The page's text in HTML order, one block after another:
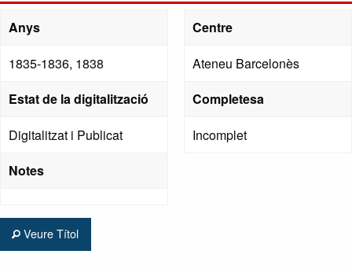
Anys
1835-1836, 1838
Estat de la digitalització
Digitalitzat i Publicat
Notes
Centre
Ateneu Barcelonès
Completesa
Incomplet
Veure Títol